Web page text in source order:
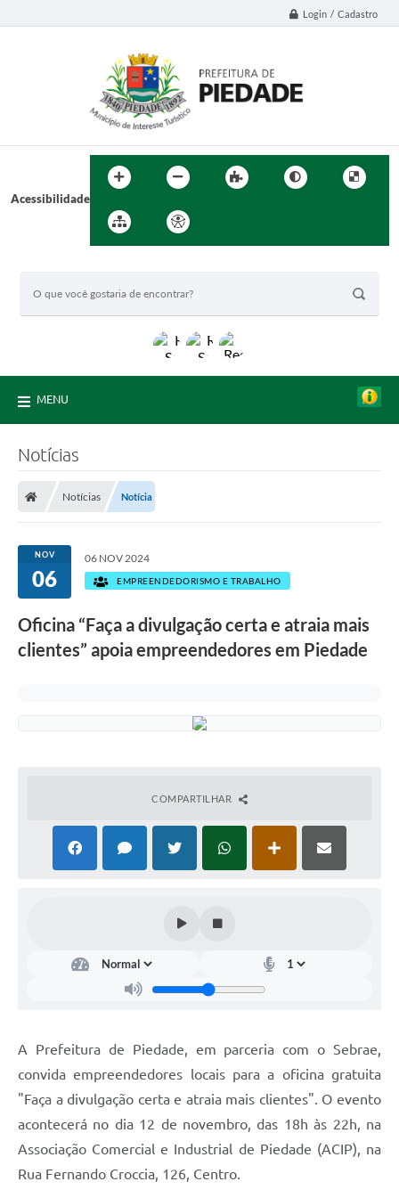
Login / Cadastro
Acessibilidade
MENU
Notícias
Notícias Notícia
NOV
06
06 NOV 2024
EMPREENDEDORISMO E TRABALHO
Oficina “Faça a divulgação certa e atraia mais
clientes” apoia empreendedores em Piedade
COMPARTILHAR
A Prefeitura de Piedade, em parceria com o Sebrae,
convida empreendedores locais para a oficina gratuita
"Faça a divulgação certa e atraia mais clientes". O evento
acontecerá no dia 12 de novembro, das 18h às 22h, na
Associação Comercial e Industrial de Piedade (ACIP), na
Rua Fernando Croccia, 126, Centro.